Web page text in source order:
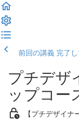
前回の講義 完了
プチデザ
ップコー
【プチデザイ